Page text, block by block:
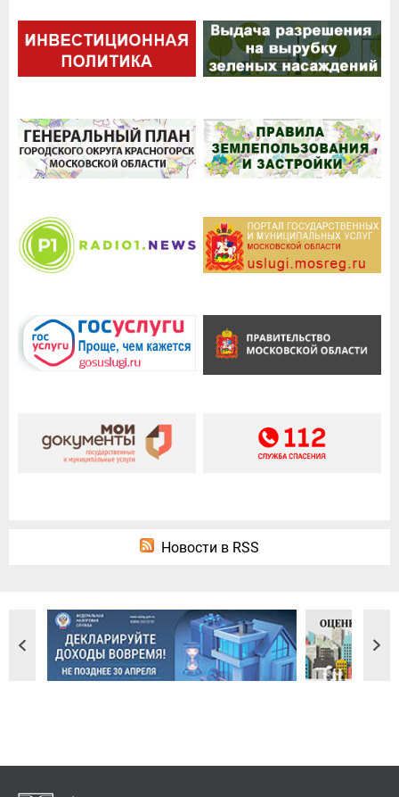
Новости в RSS